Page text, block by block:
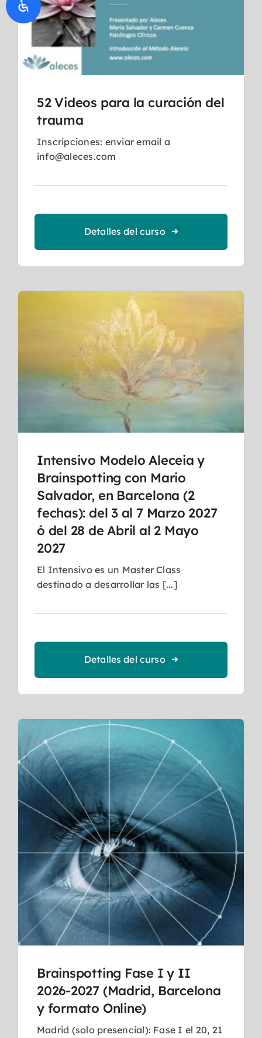
52 Videos para la curación del
trauma
Inscripciones: enviar email a
info@aleces.com
Detalles del curso
Intensivo Modelo Aleceia y
Brainspotting con Mario
Salvador, en Barcelona (2
fechas): del 3 al 7 Marzo 2027
ó del 28 de Abril al 2 Mayo
2027
El Intensivo es un Master Class
destinado a desarrollar las [...]
Detalles del curso
Brainspotting Fase I y II
2026-2027 (Madrid, Barcelona
y formato Online)
Madrid (solo presencial): Fase I el 20, 21